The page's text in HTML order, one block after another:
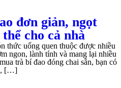
đơn giản, ngọt
cho cả nhà
thức uống quen thuộc được nhiều
ngon, lành tính và mang lại nhiều
trà bí đao đóng chai sẵn, bạn có
[…]